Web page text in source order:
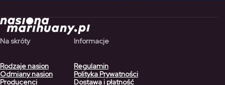
Na skróty
Rodzaje nasion
Odmiany nasion
Producenci
Informacje
Regulamin
Polityka Prywatności
Dostawa i płatność